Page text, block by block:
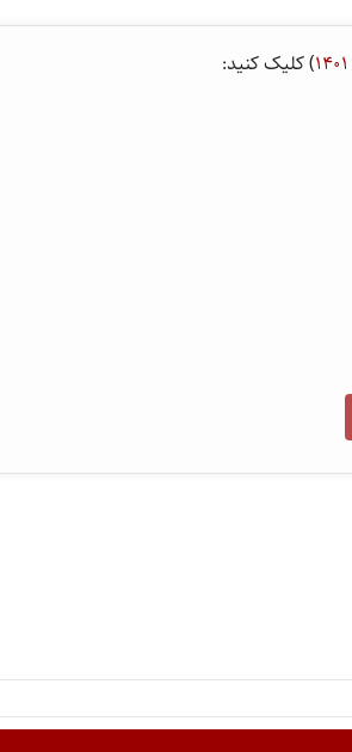
) کلیک کنید: